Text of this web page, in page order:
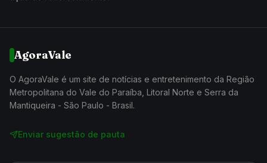
AgoraVale
O AgoraVale é um site de notícias e entretenimento da Região
Metropolitana do Vale do Paraíba, Litoral Norte e Serra da
Mantiqueira - São Paulo - Brasil.
Enviar sugestão de pauta